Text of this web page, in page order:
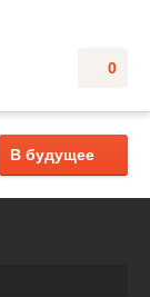
0
В будущее